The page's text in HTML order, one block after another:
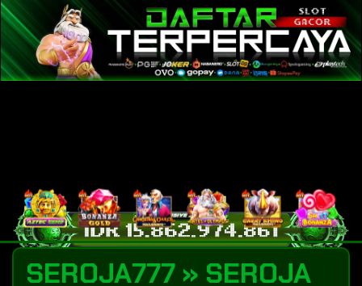
SEROJA777 » SEROJA